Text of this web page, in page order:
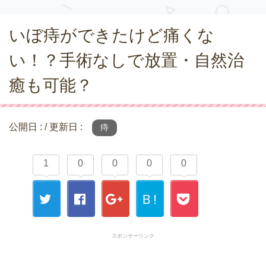
いぼ痔ができたけど痛くな
い！？手術なしで放置・自然治
癒も可能？
公開日 : / 更新日 : 痔
1 0 0
Goo
0
Ｂ!
Boo
0
スポンサーリンク